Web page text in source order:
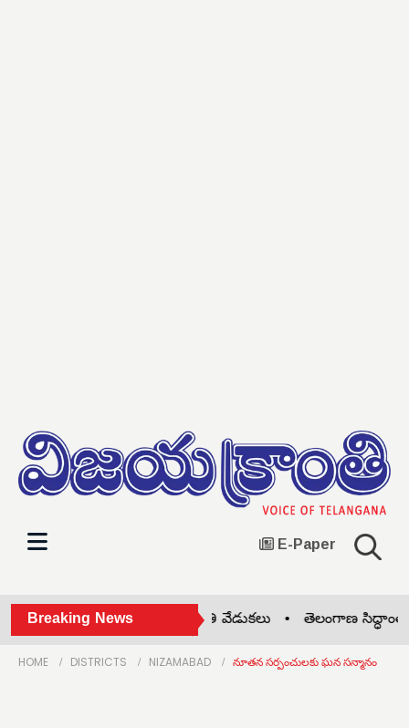
E-Paper
Breaking News
జయశంకర్ సార్ జయంతి వేడుకలు • తెలంగాణ సిద్ధాంత
HOME DISTRICTS NIZAMABAD నూతన సర్పంచులకు ఘన సన్మానం